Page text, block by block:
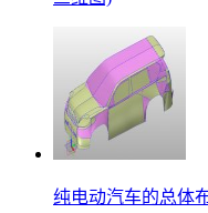
纯电动汽车的总体